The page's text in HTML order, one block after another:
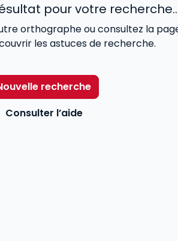
pour votre
orthographe ou consultez la
les astuces de recherche.
recherche
Consulter l’aide